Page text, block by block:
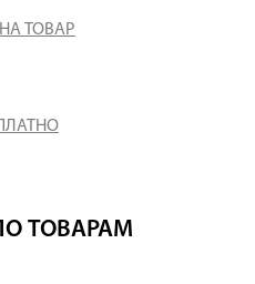
ТОВАР
ТОВАРАМ